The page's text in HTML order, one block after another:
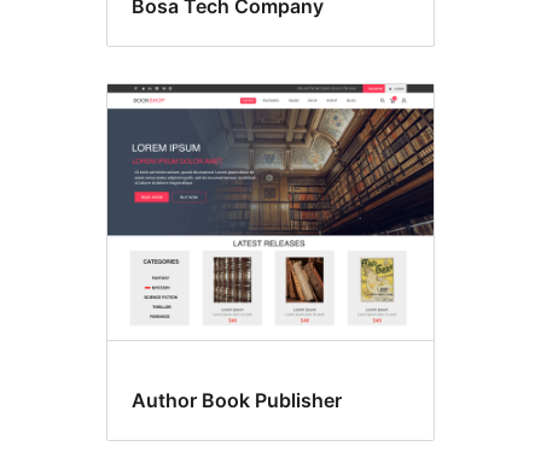
Bosa Tech Company
Author Book Publisher